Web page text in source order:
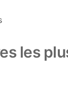
les